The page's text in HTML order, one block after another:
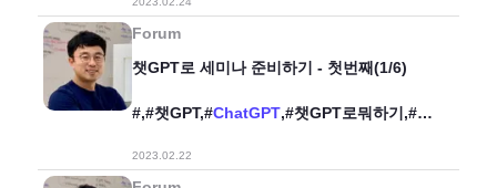
Forum
챗GPT로 세미나 준비하기 - 첫번째(1/6)
#,#챗GPT,#ChatGPT,#챗GPT로뭐하기,#
2023.02.22